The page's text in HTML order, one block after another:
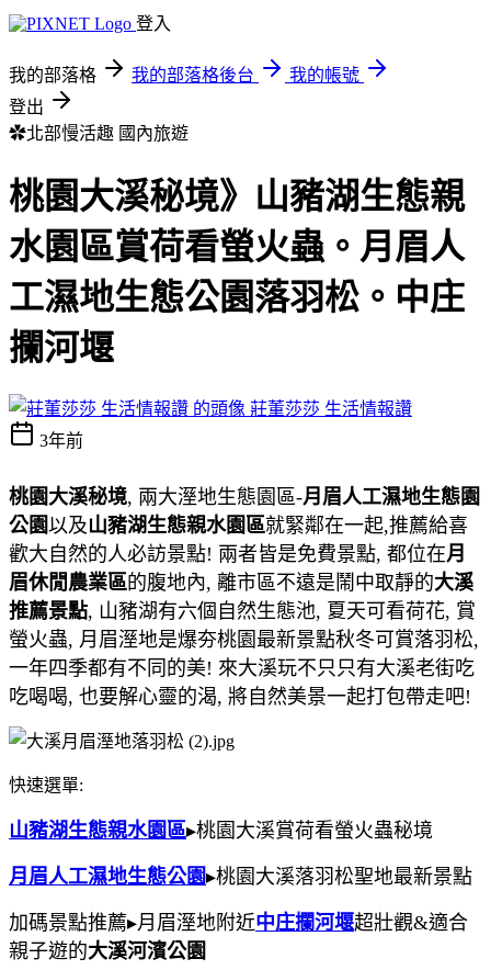
登入
我的部落格 我的部落格後台
我的帳號
登出
✿北部慢活趣 國內旅遊
桃園大溪秘境》山豬湖生態親
水園區賞荷看螢火蟲。月眉人
工濕地生態公園落羽松。中庄
攔河堰
莊董莎莎 生活情報讚
3年前
桃園大溪秘境, 兩大溼地生態園區-月眉人工濕地生態園
公園以及山豬湖生態親水園區就緊鄰在一起,推薦給喜
歡大自然的人必訪景點! 兩者皆是免費景點, 都位在月
眉休閒農業區的腹地內, 離市區不遠是鬧中取靜的大溪
推薦景點, 山豬湖有六個自然生態池, 夏天可看荷花, 賞
螢火蟲, 月眉溼地是爆夯桃園最新景點秋冬可賞落羽松,
一年四季都有不同的美! 來大溪玩不只只有大溪老街吃
吃喝喝, 也要解心靈的渴, 將自然美景一起打包帶走吧!
快速選單:
山豬湖生態親水園區▸桃園大溪賞荷看螢火蟲秘境
月眉人工濕地生態公園▸桃園大溪落羽松聖地最新景點
加碼景點推薦▸月眉溼地附近中庄攔河堰超壯觀&適合
親子遊的大溪河濱公園